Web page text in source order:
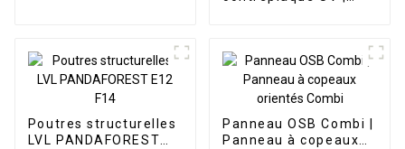
Poutres structurelles
LVL PANDAFOREST
Panneau OSB Combi |
Panneau à copeaux